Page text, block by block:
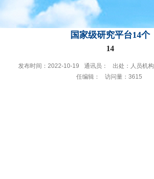
国家级研究平台14个
14
发布时间：2022-10-19 通讯员： 出处：人员机构
任编辑：
访问量： 3615